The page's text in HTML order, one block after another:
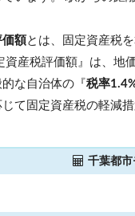
価額 とは、固定資産税
資産税評価額』は、地
な自治体の『税率
て固定資産税の軽減
千葉都